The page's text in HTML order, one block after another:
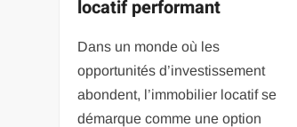
locatif performant
Dans un monde où les
opportunités d’investissement
abondent, l’immobilier locatif se
démarque comme une option